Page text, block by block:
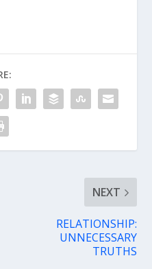
NEXT
RELATIONSHIP:
UNNECESSARY
TRUTHS